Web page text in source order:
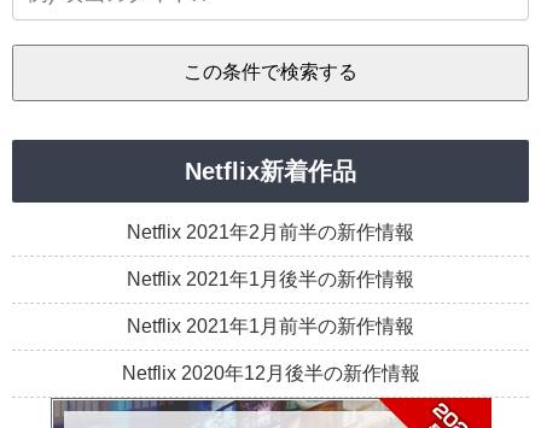
Netflix新着作品
Netflix 2021年2月前半の新作情報
Netflix 2021年1月後半の新作情報
Netflix 2021年1月前半の新作情報
Netflix 2020年12月後半の新作情報